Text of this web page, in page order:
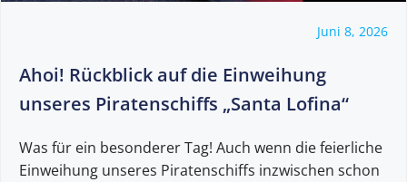
Juni 8, 2026
Ahoi! Rückblick auf die Einweihung
unseres Piratenschiffs „Santa Lofina“
Was für ein besonderer Tag! Auch wenn die feierliche
Einweihung unseres Piratenschiffs inzwischen schon